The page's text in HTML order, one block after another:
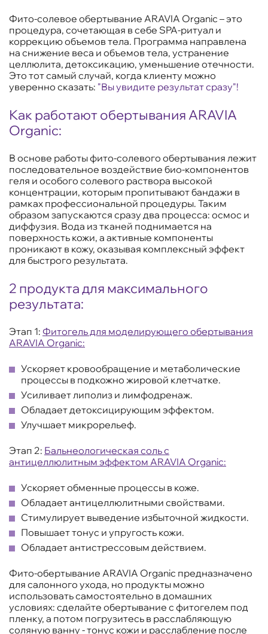
Фито-солевое обертывание ARAVIA Organic – это
процедура, сочетающая в себе SPA-ритуал и
коррекцию объемов тела. Программа направлена
на снижение веса и объемов тела, устранение
целлюлита, детоксикацию, уменьшение отечности.
Это тот самый случай, когда клиенту можно
уверенно сказать: "Вы увидите результат сразу"!
Как работают обертывания ARAVIA
Organic:
В основе работы фито-солевого обертывания лежит
последовательное воздействие био-компонентов
геля и особого солевого раствора высокой
концентрации, которым пропитывают бандажи в
рамках профессиональной процедуры. Таким
образом запускаются сразу два процесса: осмос и
диффузия. Вода из тканей поднимается на
поверхность кожи, а активные компоненты
проникают в кожу, оказывая комплексный эффект
для быстрого результата.
2 продукта для максимального
результата:
Этап 1: Фитогель для моделирующего обертывания
ARAVIA Organic:
Ускоряет кровообращение и метаболические
процессы в подкожно жировой клетчатке.
Усиливает липолиз и лимфодренаж.
Обладает детоксицирующим эффектом.
Улучшает микрорельеф.
Этап 2: Бальнеологическая соль с
антицеллюлитным эффектом ARAVIA Organic:
Ускоряет обменные процессы в коже.
Обладает антицеллюлитными свойствами.
Стимулирует выведение избыточной жидкости.
Повышает тонус и упругость кожи.
Обладает антистрессовым действием.
Фито-обертывание ARAVIA Organic предназначено
для салонного ухода, но продукты можно
использовать самостоятельно в домашних
условиях: сделайте обертывание с фитогелем под
пленку, а потом погрузитесь в расслабляющую
соляную ванну - тонус кожи и расслабление после